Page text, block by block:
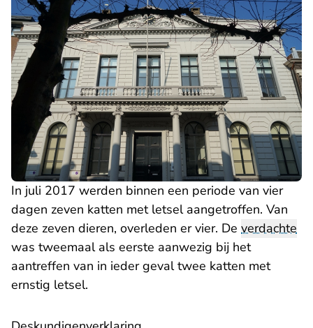
In juli 2017 werden binnen een periode van vier
dagen zeven katten met letsel aangetroffen. Van
deze zeven dieren, overleden er vier. De verdachte
was tweemaal als eerste aanwezig bij het
aantreffen van in ieder geval twee katten met
ernstig letsel.